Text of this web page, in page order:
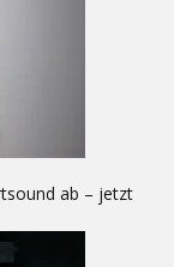
ab – jetzt